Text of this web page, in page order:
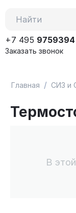
+7 495 9759394
Заказать звонок
Главная / СИЗ и
В